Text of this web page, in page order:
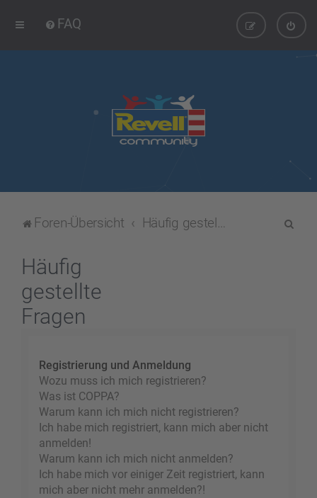
FAQ
Foren-Übersicht Häufig gestellte Fragen
Häufig
gestellte
Fragen
Registrierung und Anmeldung
Wozu muss ich mich registrieren?
Was ist COPPA?
Warum kann ich mich nicht registrieren?
Ich habe mich registriert, kann mich aber nicht
anmelden!
Warum kann ich mich nicht anmelden?
Ich habe mich vor einiger Zeit registriert, kann
mich aber nicht mehr anmelden?!